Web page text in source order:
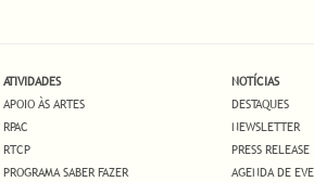
ATIVIDADES
APOIO ÀS ARTES
RPAC
RTCP
PROGRAMA SABER FAZER
NOTÍCIAS
DESTAQUES
NEWSLETTER
PRESS RELEASE
AGENDA DE